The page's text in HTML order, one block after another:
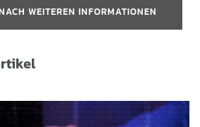
WEITEREN INFORMATIONEN